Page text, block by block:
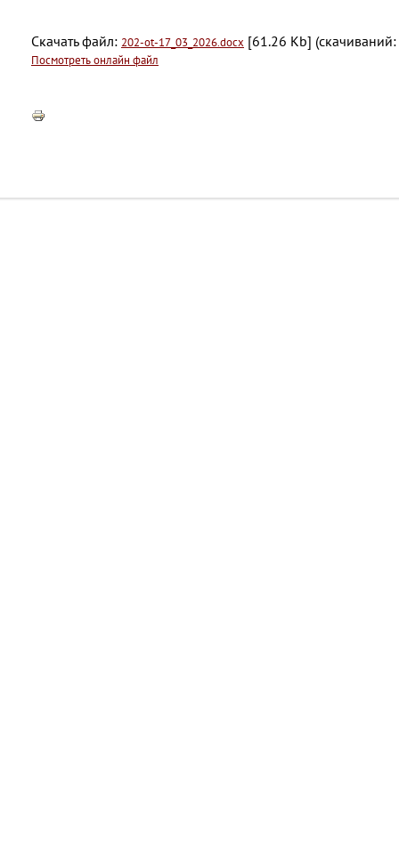
Скачать файл: 202-ot-17_03_2026.docx [61.26 Kb]
Посмотреть онлайн файл